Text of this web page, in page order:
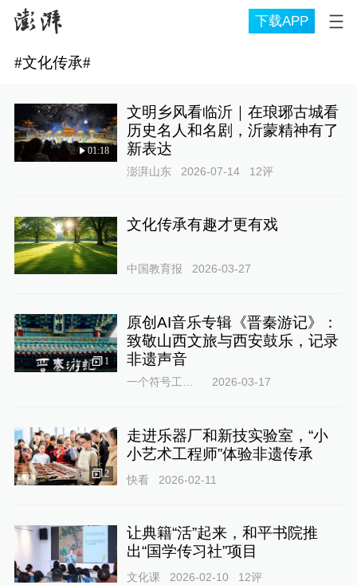
下载APP
#文化传承#
01:18
文明乡风看临沂｜在琅琊古城看
历史名人和名剧，沂蒙精神有了
新表达
澎湃山东 2026-07-14 12评
文化传承有趣才更有戏
中国教育报 2026-03-27
1
原创AI音乐专辑《晋秦游记》：
致敬山西文旅与西安鼓乐，记录
非遗声音
2026-03-17
2
走进乐器厂和新技实验室，“小
小艺术工程师”体验非遗传承
快看 2026-02-11
让典籍“活”起来，和平书院推
出“国学传习社”项目
文化课 2026-02-10 12评